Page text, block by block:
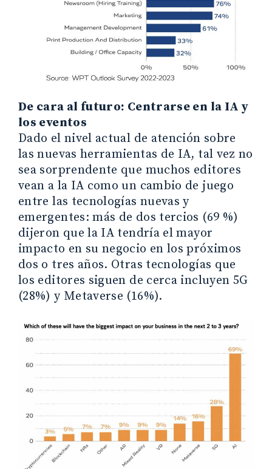
De cara al futuro: Centrarse en la IA y
los eventos
Dado el nivel actual de atención sobre
las nuevas herramientas de IA, tal vez no
sea sorprendente que muchos editores
vean a la IA como un cambio de juego
entre las tecnologías nuevas y
emergentes: más de dos tercios (69 %)
dijeron que la IA tendría el mayor
impacto en su negocio en los próximos
dos o tres años. Otras tecnologías que
los editores siguen de cerca incluyen 5G
(28%) y Metaverse (16%).